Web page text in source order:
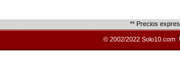
** Precios
© 2002/2022 Solo10.com